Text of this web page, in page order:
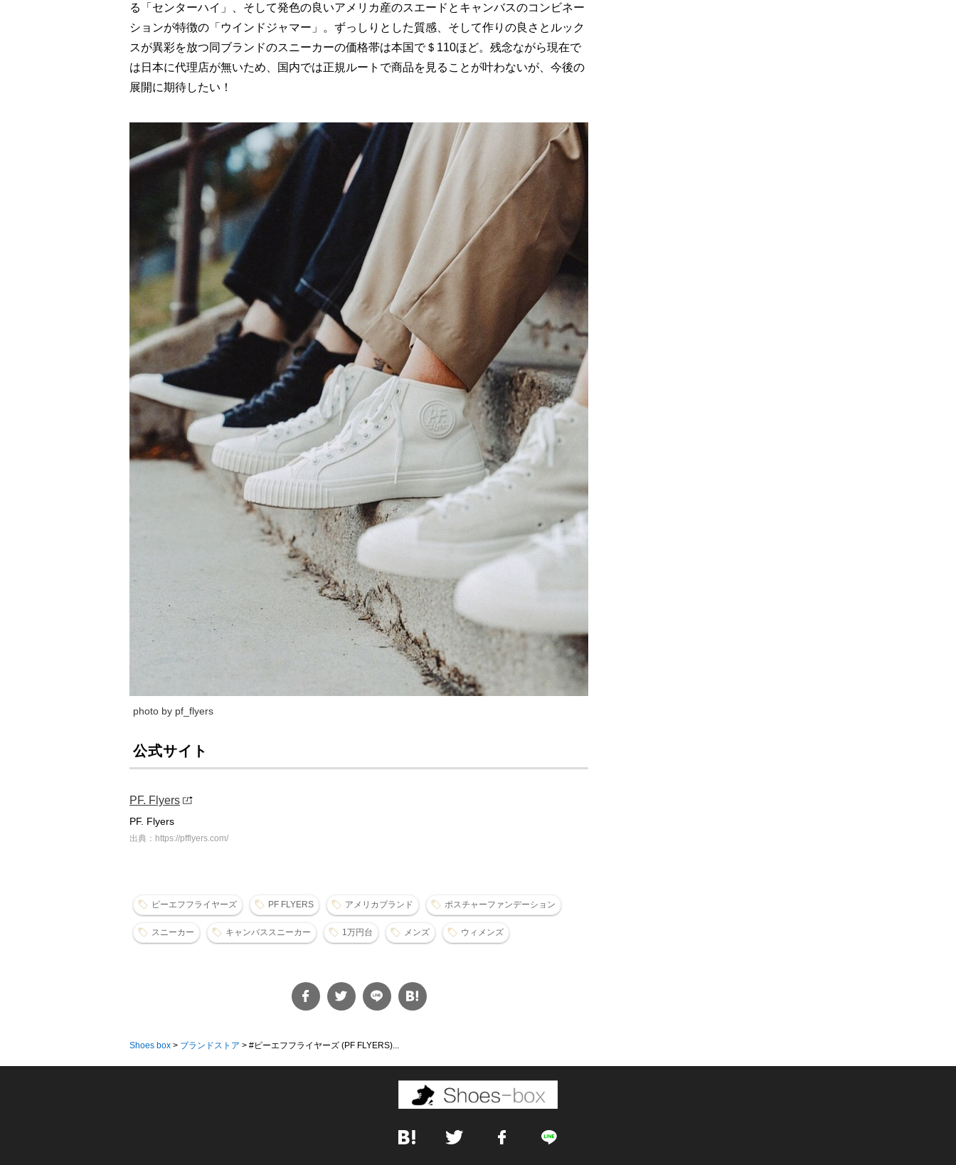
る「センターハイ」、そして発色の良いアメリカ産のスエードとキャンバスのコンビネー
ションが特徴の「ウインドジャマー」。ずっしりとした質感、そして作りの良さとルック
スが異彩を放つ同ブランドのスニーカーの価格帯は本国で＄110ほど。残念ながら現在で
は日本に代理店が無いため、国内では正規ルートで商品を見ることが叶わないが、今後の
展開に期待したい！
photo by pf_flyers
公式サイト
PF. Flyers
PF. Flyers
出典：https://pfflyers.com/
ピーエフフライヤーズ PF FLYERS アメリカブランド ポスチャーファンデーション
スニーカー キャンバススニーカー 1万円台 メンズ ウィメンズ
Shoes box > ブランドストア > #ピーエフフライヤーズ (PF FLYERS)...